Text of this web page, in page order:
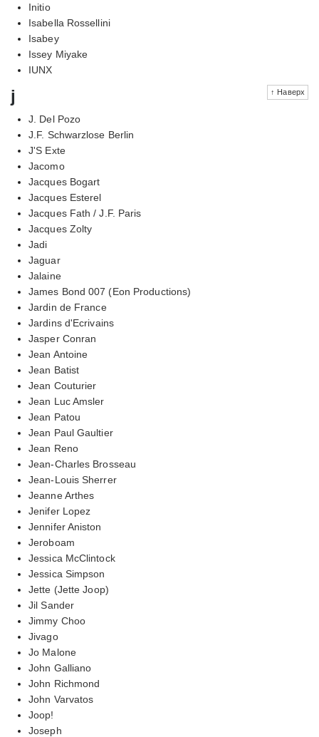
Initio
Isabella Rossellini
Isabey
Issey Miyake
IUNX
↑ Наверх
j
J. Del Pozo
J.F. Schwarzlose Berlin
J'S Exte
Jacomo
Jacques Bogart
Jacques Esterel
Jacques Fath / J.F. Paris
Jacques Zolty
Jadi
Jaguar
Jalaine
James Bond 007 (Eon Productions)
Jardin de France
Jardins d'Ecrivains
Jasper Conran
Jean Antoine
Jean Batist
Jean Couturier
Jean Luc Amsler
Jean Patou
Jean Paul Gaultier
Jean Reno
Jean-Charles Brosseau
Jean-Louis Sherrer
Jeanne Arthes
Jenifer Lopez
Jennifer Aniston
Jeroboam
Jessica McClintock
Jessica Simpson
Jette (Jette Joop)
Jil Sander
Jimmy Choo
Jivago
Jo Malone
John Galliano
John Richmond
John Varvatos
Joop!
Joseph